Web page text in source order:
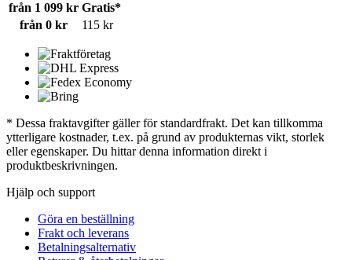
från 1 099 kr Gratis*
från 0 kr
115 kr
* Dessa fraktavgifter gäller för standardfrakt. Det kan tillkomma
ytterligare kostnader, t.ex. på grund av produkternas vikt, storlek
eller egenskaper. Du hittar denna information direkt i
produktbeskrivningen.
Hjälp och support
Göra en beställning
Frakt och leverans
Betalningsalternativ